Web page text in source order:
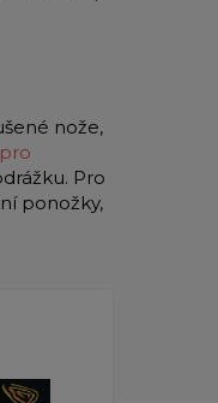
nože,
Pro
ponožky,